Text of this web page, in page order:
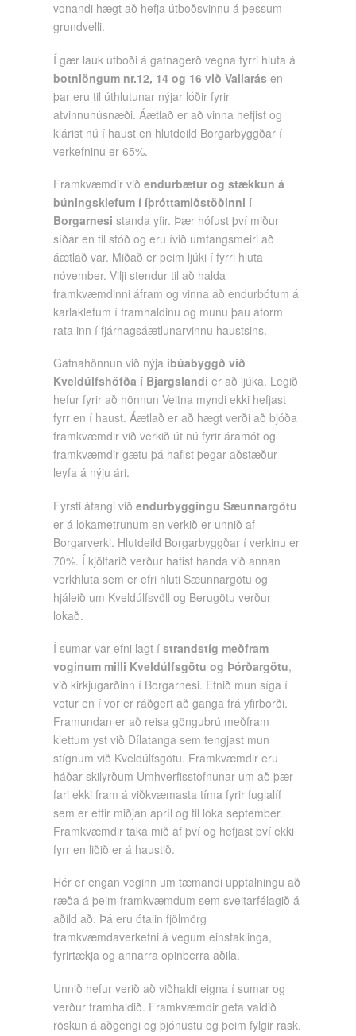
vonandi hægt að hefja útboðsvinnu á þessum
grundvelli.
Í gær lauk útboði á gatnagerð vegna fyrri hluta á
botnlöngum nr.12, 14 og 16 við Vallarás en
þar eru til úthlutunar nýjar lóðir fyrir
atvinnuhúsnæði. Áætlað er að vinna hefjist og
klárist nú í haust en hlutdeild Borgarbyggðar í
verkefninu er 65%.
Framkvæmdir viðendurbætur og stækkun á
búningsklefum í íþróttamiðstöðinni í
Borgarnesistanda yfir. Þær hófust því miður
síðar en til stóð og eru ívið umfangsmeiri að
áætlað var. Miðað er þeim ljúki í fyrri hluta
nóvember. Vilji stendur til að halda
framkvæmdinni áfram og vinna að endurbótum á
karlaklefum í framhaldinu og munu þau áform
rata inn í fjárhagsáætlunarvinnu haustsins.
Gatnahönnun við nýja íbúabyggð við
Kveldúlfshöfða í Bjargslandi er að ljúka. Legið
hefur fyrir að hönnun Veitna myndi ekki hefjast
fyrr en í haust. Áætlað er að hægt verði að bjóða
framkvæmdir við verkið út nú fyrir áramót og
framkvæmdir gætu þá hafist þegar aðstæður
leyfa á nýju ári.
Fyrsti áfangi viðendurbyggingu Sæunnargötu
er á lokametrunum en verkið er unnið af
Borgarverki. Hlutdeild Borgarbyggðar í verkinu er
70%. Í kjölfarið verður hafist handa við annan
verkhluta sem er efri hluti Sæunnargötu og
hjáleið um Kveldúlfsvöll og Berugötu verður
lokað.
Í sumar var efni lagt ístrandstíg meðfram
voginum milli Kveldúlfsgötu og Þórðargötu,
við kirkjugarðinn í Borgarnesi. Efnið mun síga í
vetur en í vor er ráðgert að ganga frá yfirborði.
Framundan er að reisa göngubrú meðfram
klettum yst við Dílatanga sem tengjast mun
stígnum við Kveldúlfsgötu. Framkvæmdir eru
háðar skilyrðum Umhverfisstofnunar um að þær
fari ekki fram á viðkvæmasta tíma fyrir fuglalíf
sem er eftir miðjan apríl og til loka september.
Framkvæmdir taka mið af því og hefjast því ekki
fyrr en liðið er á haustið.
Hér er engan veginn um tæmandi upptalningu að
ræða á þeim framkvæmdum sem sveitarfélagið á
aðild að. Þá eru ótalin fjölmörg
framkvæmdaverkefni á vegum einstaklinga,
fyrirtækja og annarra opinberra aðila.
Unnið hefur verið að viðhaldi eigna í sumar og
verður framhaldið. Framkvæmdir geta valdið
röskun á aðgengi og þjónustu og þeim fylgir rask.